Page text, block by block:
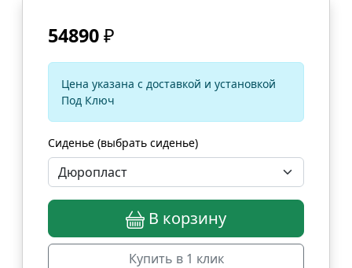
54890₽
Цена указана с доставкой и установкой
Под Ключ
Сиденье (выбрать сиденье)
В корзину
Купить в 1 клик